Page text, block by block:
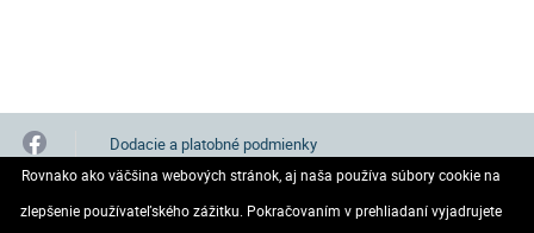
Dodacie a platobné podmienky
Všeobecné obchodné podmienky GDPR
Rovnako ako väčšina webových stránok, aj naša používa súbory cookie na
zlepšenie používateľského zážitku. Pokračovaním v prehliadaní vyjadrujete